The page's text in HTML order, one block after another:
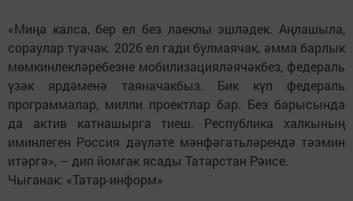
«Миңа калса, бер ел без лаеклы эшләдек. Аңлашыла,
сораулар туачак. 2026 ел гади булмаячак, әмма барлык
мөмкинлекләребезне мобилизацияләячәкбез, федераль
үзәк ярдәменә таяначакбыз. Бик күп федераль
программалар, милли проектлар бар. Без барысында
да актив катнашырга тиеш. Республика халкының
иминлеген Россия дәүләте мәнфәгатьләрендә тәэмин
итәргә», – дип йомгак ясады Татарстан Рәисе.
Чыганак: «Татар-информ»